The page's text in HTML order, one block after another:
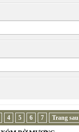
4 5 6 7 Trang sau